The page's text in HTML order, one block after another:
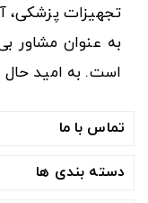
تجهیزات پزشکی،
به عنوان مشاور
است. به امید حال
تماس با ما
دسته بندی ها